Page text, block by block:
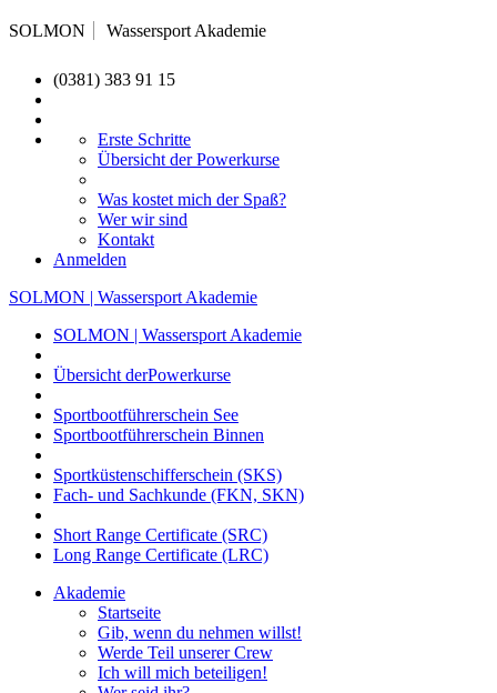
SOLMON Wassersport Akademie
(0381) 383 91 15
Erste Schritte
Übersicht der Powerkurse
Was kostet mich der Spaß?
Wer wir sind
Kontakt
Anmelden
SOLMON | Wassersport Akademie
SOLMON | Wassersport Akademie
Übersicht derPowerkurse
Sportbootführerschein See
Sportbootführerschein Binnen
Sportküstenschifferschein (SKS)
Fach- und Sachkunde (FKN, SKN)
Short Range Certificate (SRC)
Long Range Certificate (LRC)
Akademie
Startseite
Gib, wenn du nehmen willst!
Werde Teil unserer Crew
Ich will mich beteiligen!